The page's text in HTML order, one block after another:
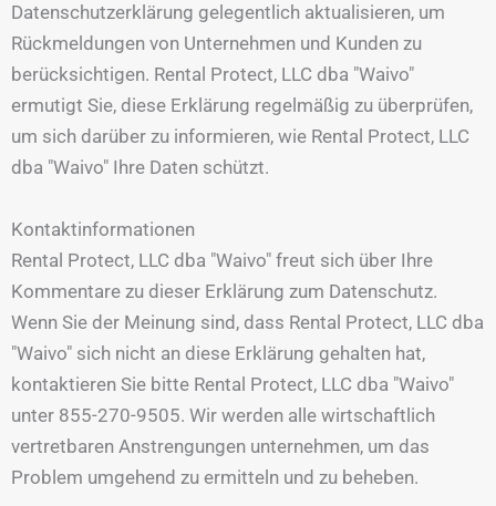
Datenschutzerklärung gelegentlich aktualisieren, um
Rückmeldungen von Unternehmen und Kunden zu
berücksichtigen. Rental Protect, LLC dba "Waivo"
ermutigt Sie, diese Erklärung regelmäßig zu überprüfen,
um sich darüber zu informieren, wie Rental Protect, LLC
dba "Waivo" Ihre Daten schützt.
Kontaktinformationen
Rental Protect, LLC dba "Waivo" freut sich über Ihre
Kommentare zu dieser Erklärung zum Datenschutz.
Wenn Sie der Meinung sind, dass Rental Protect, LLC dba
"Waivo" sich nicht an diese Erklärung gehalten hat,
kontaktieren Sie bitte Rental Protect, LLC dba "Waivo"
unter 855-270-9505. Wir werden alle wirtschaftlich
vertretbaren Anstrengungen unternehmen, um das
Problem umgehend zu ermitteln und zu beheben.